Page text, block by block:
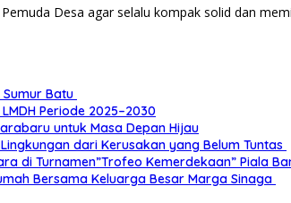
Desa agar selalu kompak solid dan
Sumur Batu
Periode 2025–2030
untuk Masa Depan Hijau
dari Kerusakan yang Belum Tuntas
di Turnamen”Trofeo Kemerdekaan” Piala
Bersama Keluarga Besar Marga Sinaga